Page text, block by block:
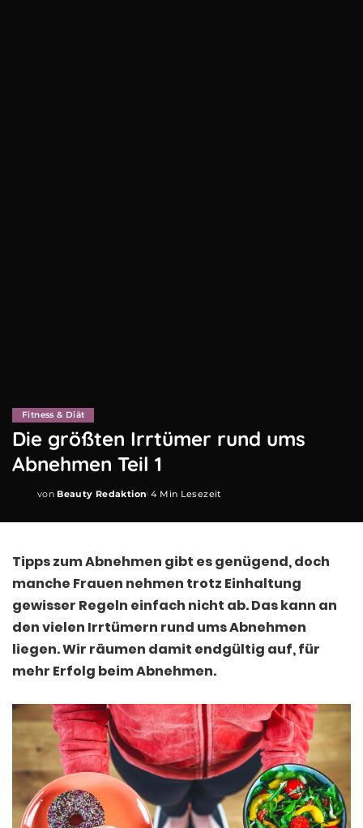
Fitness & Diät
Die größten Irrtümer rund ums
Abnehmen Teil 1
Posted
von Beauty Redaktion 4 Min Lesezeit
Tipps zum Abnehmen gibt es genügend, doch
manche Frauen nehmen trotz Einhaltung
gewisser Regeln einfach nicht ab. Das kann an
den vielen Irrtümern rund ums Abnehmen
liegen. Wir räumen damit endgültig auf, für
mehr Erfolg beim Abnehmen.